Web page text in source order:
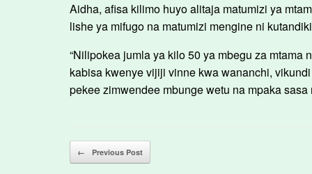
Aidha, afisa kilimo huyo alitaja matumizi ya
lishe ya mifugo na matumizi mengine ni
“Nilipokea jumla ya kilo 50 ya mbegu za
kabisa kwenye vijiji vinne kwa wananchi,
pekee zimwendee mbunge wetu na mpaka
Post navigation
← Previous Post